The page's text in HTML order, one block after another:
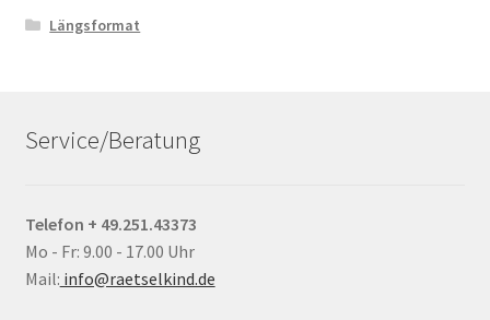
Längsformat
Service/Beratung
Telefon + 49.251.43373
Mo - Fr: 9.00 - 17.00 Uhr
Mail: info@raetselkind.de